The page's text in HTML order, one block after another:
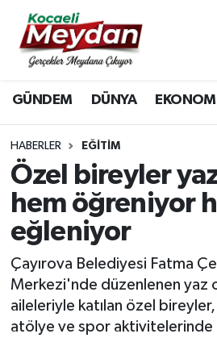
GÜNDEM DÜNYA EKONOMİ
HABERLER EĞİTİM
Özel bireyler
hem öğreniyor
eğleniyor
Çayırova Belediyesi Fatma
Merkezi'nde düzenlenen yaz
aileleriyle katılan özel
atölye ve spor aktivitelerinde
Nöbetçi Eczaneler
Hava Durumu
Trafik Durumu
Süper Lig Puan Durumu ve
Tüm Manşetler
Son Dakika Haberleri
Haber Arşivi